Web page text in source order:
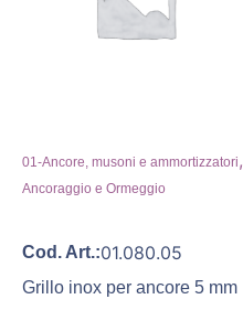
01-Ancore, musoni e ammortizzatori,
Ancoraggio e Ormeggio
Cod. Art.:01.080.05
Grillo inox per ancore 5 mm